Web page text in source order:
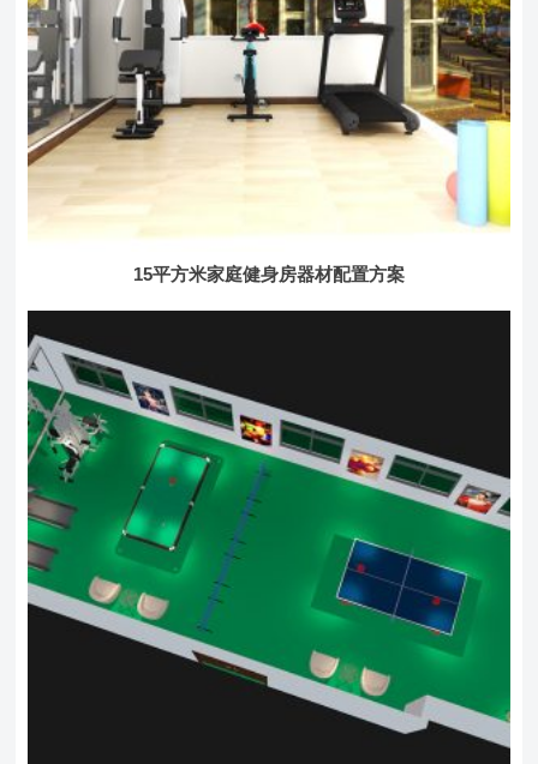
15平方米家庭健身房器材配置方案